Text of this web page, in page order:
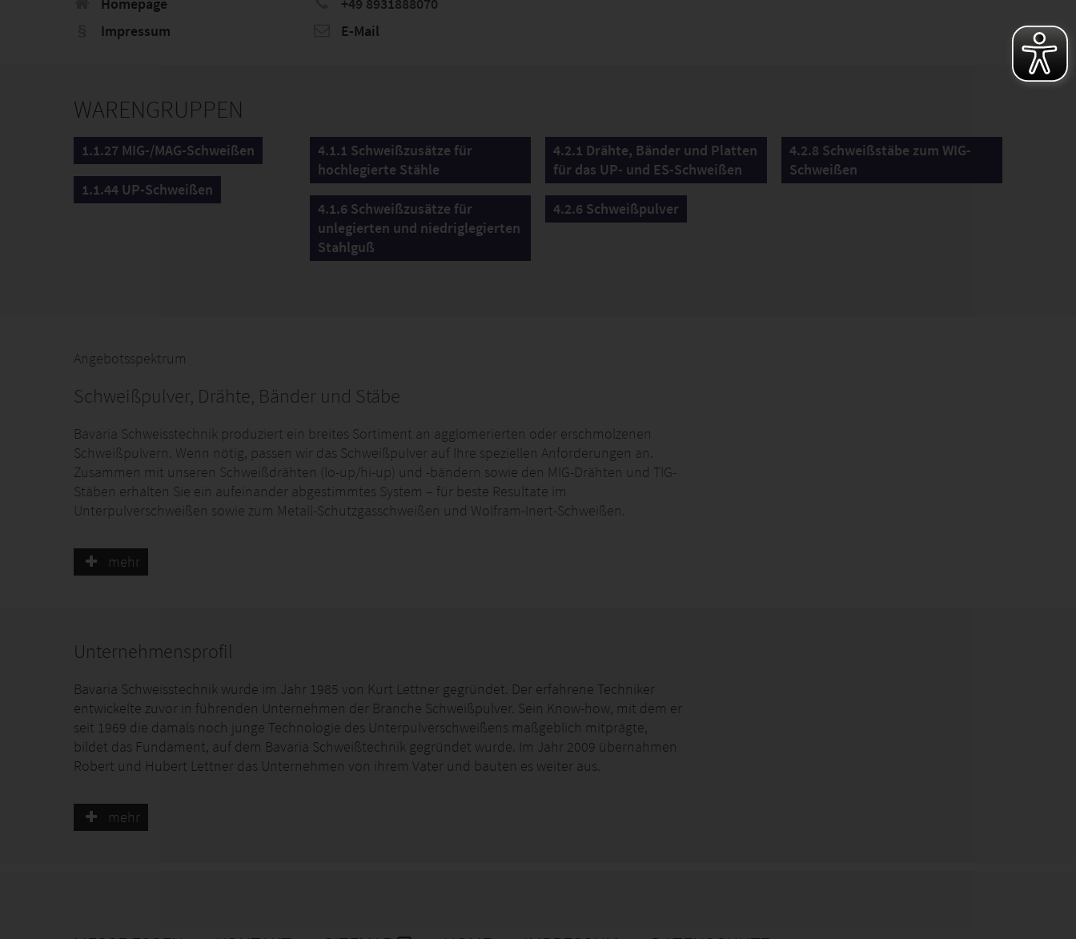
Impressum
E-Mail
WARENGRUPPEN
1.1.27 MIG-/MAG-Schweißen
1.1.44 UP-Schweißen
4.1.1 Schweißzusätze für
hochlegierte Stähle
4.1.6 Schweißzusätze für
unlegierten und niedriglegierten
Stahlguß
4.2.1 Drähte, Bänder und Platten
für das UP- und ES-Schweißen
4.2.6 Schweißpulver
4.2.8 Schweißstäbe zum WIG-
Schweißen
Angebotsspektrum
Schweißpulver, Drähte, Bänder und Stäbe
Bavaria Schweisstechnik produziert ein breites Sortiment an agglomerierten oder erschmolzenen
Schweißpulvern. Wenn nötig, passen wir das Schweißpulver auf Ihre speziellen Anforderungen an.
Zusammen mit unseren Schweißdrähten (lo-up/hi-up) und -bändern sowie den MIG-Drähten und TIG-
Stäben erhalten Sie ein aufeinander abgestimmtes System – für beste Resultate im
Unterpulverschweißen sowie zum Metall-Schutzgasschweißen und Wolfram-Inert-Schweißen.
mehr
Unternehmensprofil
Bavaria Schweisstechnik wurde im Jahr 1985 von Kurt Lettner gegründet. Der erfahrene Techniker
entwickelte zuvor in führenden Unternehmen der Branche Schweißpulver. Sein Know-how, mit dem er
seit 1969 die damals noch junge Technologie des Unterpulverschweißens maßgeblich mitprägte,
bildet das Fundament, auf dem Bavaria Schweißtechnik gegründet wurde. Im Jahr 2009 übernahmen
Robert und Hubert Lettner das Unternehmen von ihrem Vater und bauten es weiter aus.
Seit der Gründung hat sich das Unternehmen als Spezialist für Pulver, Drähte und Bänder etabliert,
mit denen auch bei außergewöhnlichen Anwendungen optimale Ergebnisse beim
Vom Unternehmenssitz in München aus werden heute Kunden in mehr als 50 Ländern weltweit mit
mehr